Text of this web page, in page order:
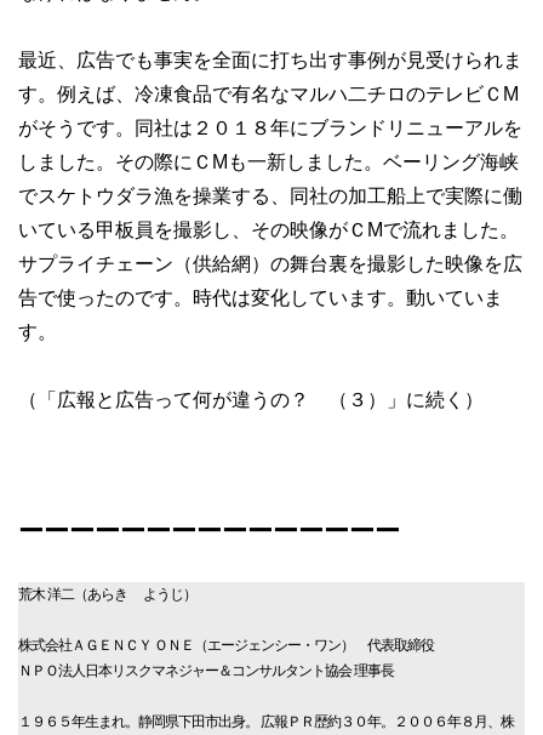
最近、広告でも事実を全面に打ち出す事例が見受けられま
す。例えば、冷凍食品で有名なマルハ二チロのテレビＣM
がそうです。同社は２０１８年にブランドリニューアルを
しました。その際にＣMも一新しました。ベーリング海峡
でスケトウダラ漁を操業する、同社の加工船上で実際に働
いている甲板員を撮影し、その映像がＣMで流れました。
サプライチェーン（供給網）の舞台裏を撮影した映像を広
告で使ったのです。時代は変化しています。動いていま
す。
（「広報と広告って何が違うの？ （３）」に続く）
ーーーーーーーーーーーーーーー
荒木 洋二（あらき ようじ）
株式会社ＡＧＥＮＣＹ ＯＮＥ（エージェンシー・ワン） 代表取締役
ＮＰＯ法人日本リスクマネジャー＆コンサルタント協会 理事長
１９６５年生まれ。静岡県下田市出身。 広報ＰＲ歴約３０年。２００６年８月、株